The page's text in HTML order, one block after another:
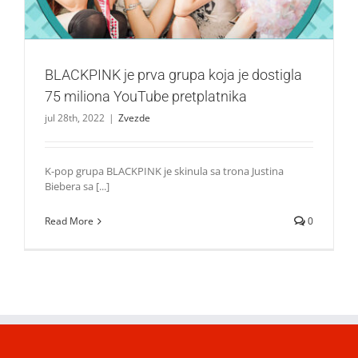
BLACKPINK je prva grupa koja je dostigla
75 miliona YouTube pretplatnika
jul 28th, 2022 | Zvezde
K-pop grupa BLACKPINK je skinula sa trona Justina
Biebera sa [...]
Read More 0